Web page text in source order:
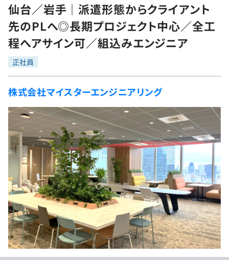
転職成功ガイド
転職エージェント
インタビュー
転職成功ガイド
求人検索
本選考
インターン
新卒エージェント
イベント・セミナー
インタビュー
就活成功ガイド
学習
問題集
4択課題
ナレッジ
リファレンス
プラン
個人向けプラン
法人向けプラン
学校向けプラン
プログラミング言語
評価結果一覧
再チャレンジ結果一覧
ゲーム・マンガ
Tech Team Journal
paiza times
note
paizaとは？
仙台／岩手｜派遣形態からクライアント
先のPLへ◎長期プロジェクト中心／全工
程へアサイン可／組込みエンジニア
正社員
株式会社マイスターエンジニアリング